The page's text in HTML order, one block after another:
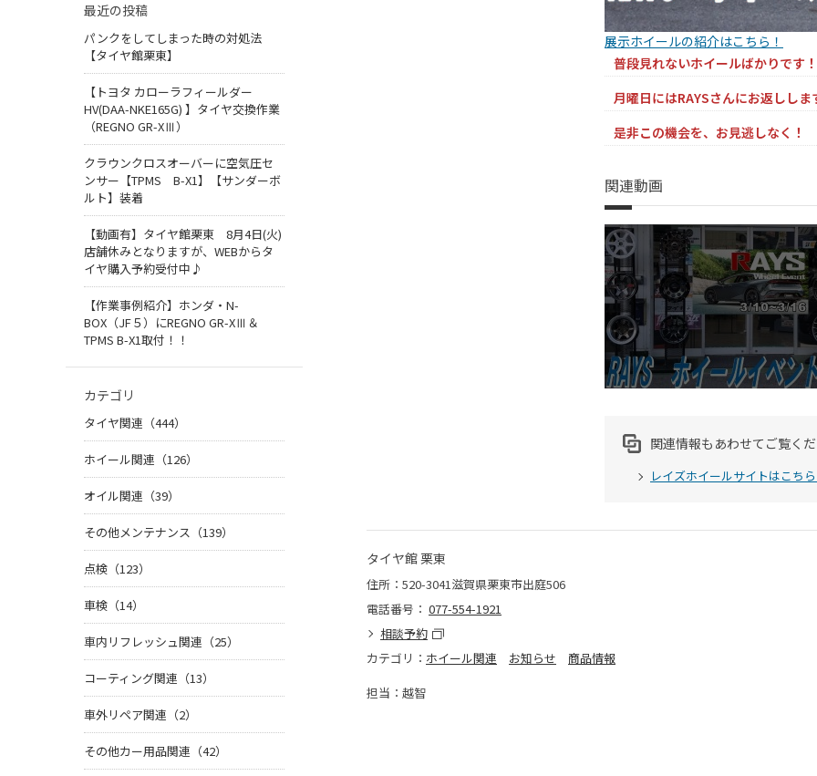
展示ホイールの紹介はこちら！
普段見れないホイールばかりです！
月曜日にはRAYSさんにお返ししま
是非この機会を、お見逃しなく！
関連動画
関連情報もあわせてご覧く
レイズホイールサイトはこち
タイヤ館 栗東
住所：520-3041滋賀県栗東市出庭506
電話番号： 077-554-1921
相談予約
カテゴリ： ホイール関連 お知らせ
商品情報
担当：越智
最近の投稿
パンクをしてしまった時の対処法
【タイヤ館栗東】
【トヨタ カローラフィールダー
HV(DAA-NKE165G) 】タイヤ交換作業
（REGNO GR-XⅢ）
クラウンクロスオーバーに空気圧セ
ンサー【TPMS B-X1】【サンダーボ
ルト】装着
【動画有】タイヤ館栗東 8月4日(火)
店舗休みとなりますが、WEBからタ
イヤ購入予約受付中♪
【作業事例紹介】ホンダ・N-
BOX（JF５）にREGNO GR-XⅢ＆
TPMS B-X1取付！！
カテゴリ
タイヤ関連（444）
ホイール関連（126）
オイル関連（39）
その他メンテナンス（139）
点検（123）
車検（14）
車内リフレッシュ関連（25）
コーティング関連（13）
車外リペア関連（2）
その他カー用品関連（42）